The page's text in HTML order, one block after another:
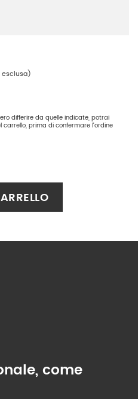
esclusa)
differire da quelle indicate, potrai
carrello, prima di confermare l'ordine
come